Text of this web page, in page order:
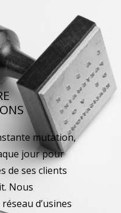
mutation,
jour pour
de ses clients
Nous
d’usines